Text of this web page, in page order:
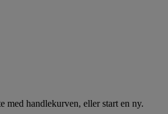
med handlekurven, eller start en ny.